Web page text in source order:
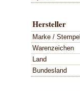
Hersteller
Marke / Stempel
Warenzeichen
Land
Bundesland